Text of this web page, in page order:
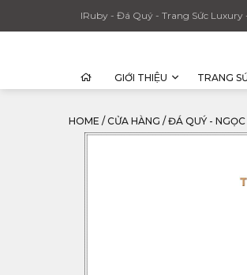
IRuby - Đá Quý - Trang Sức Luxury
GIỚI THIỆU TRANG
HOME / CỬA HÀNG / ĐÁ QUÝ -